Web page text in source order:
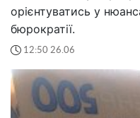
орієнтуватись у
бюрократії.
12:50 26.06